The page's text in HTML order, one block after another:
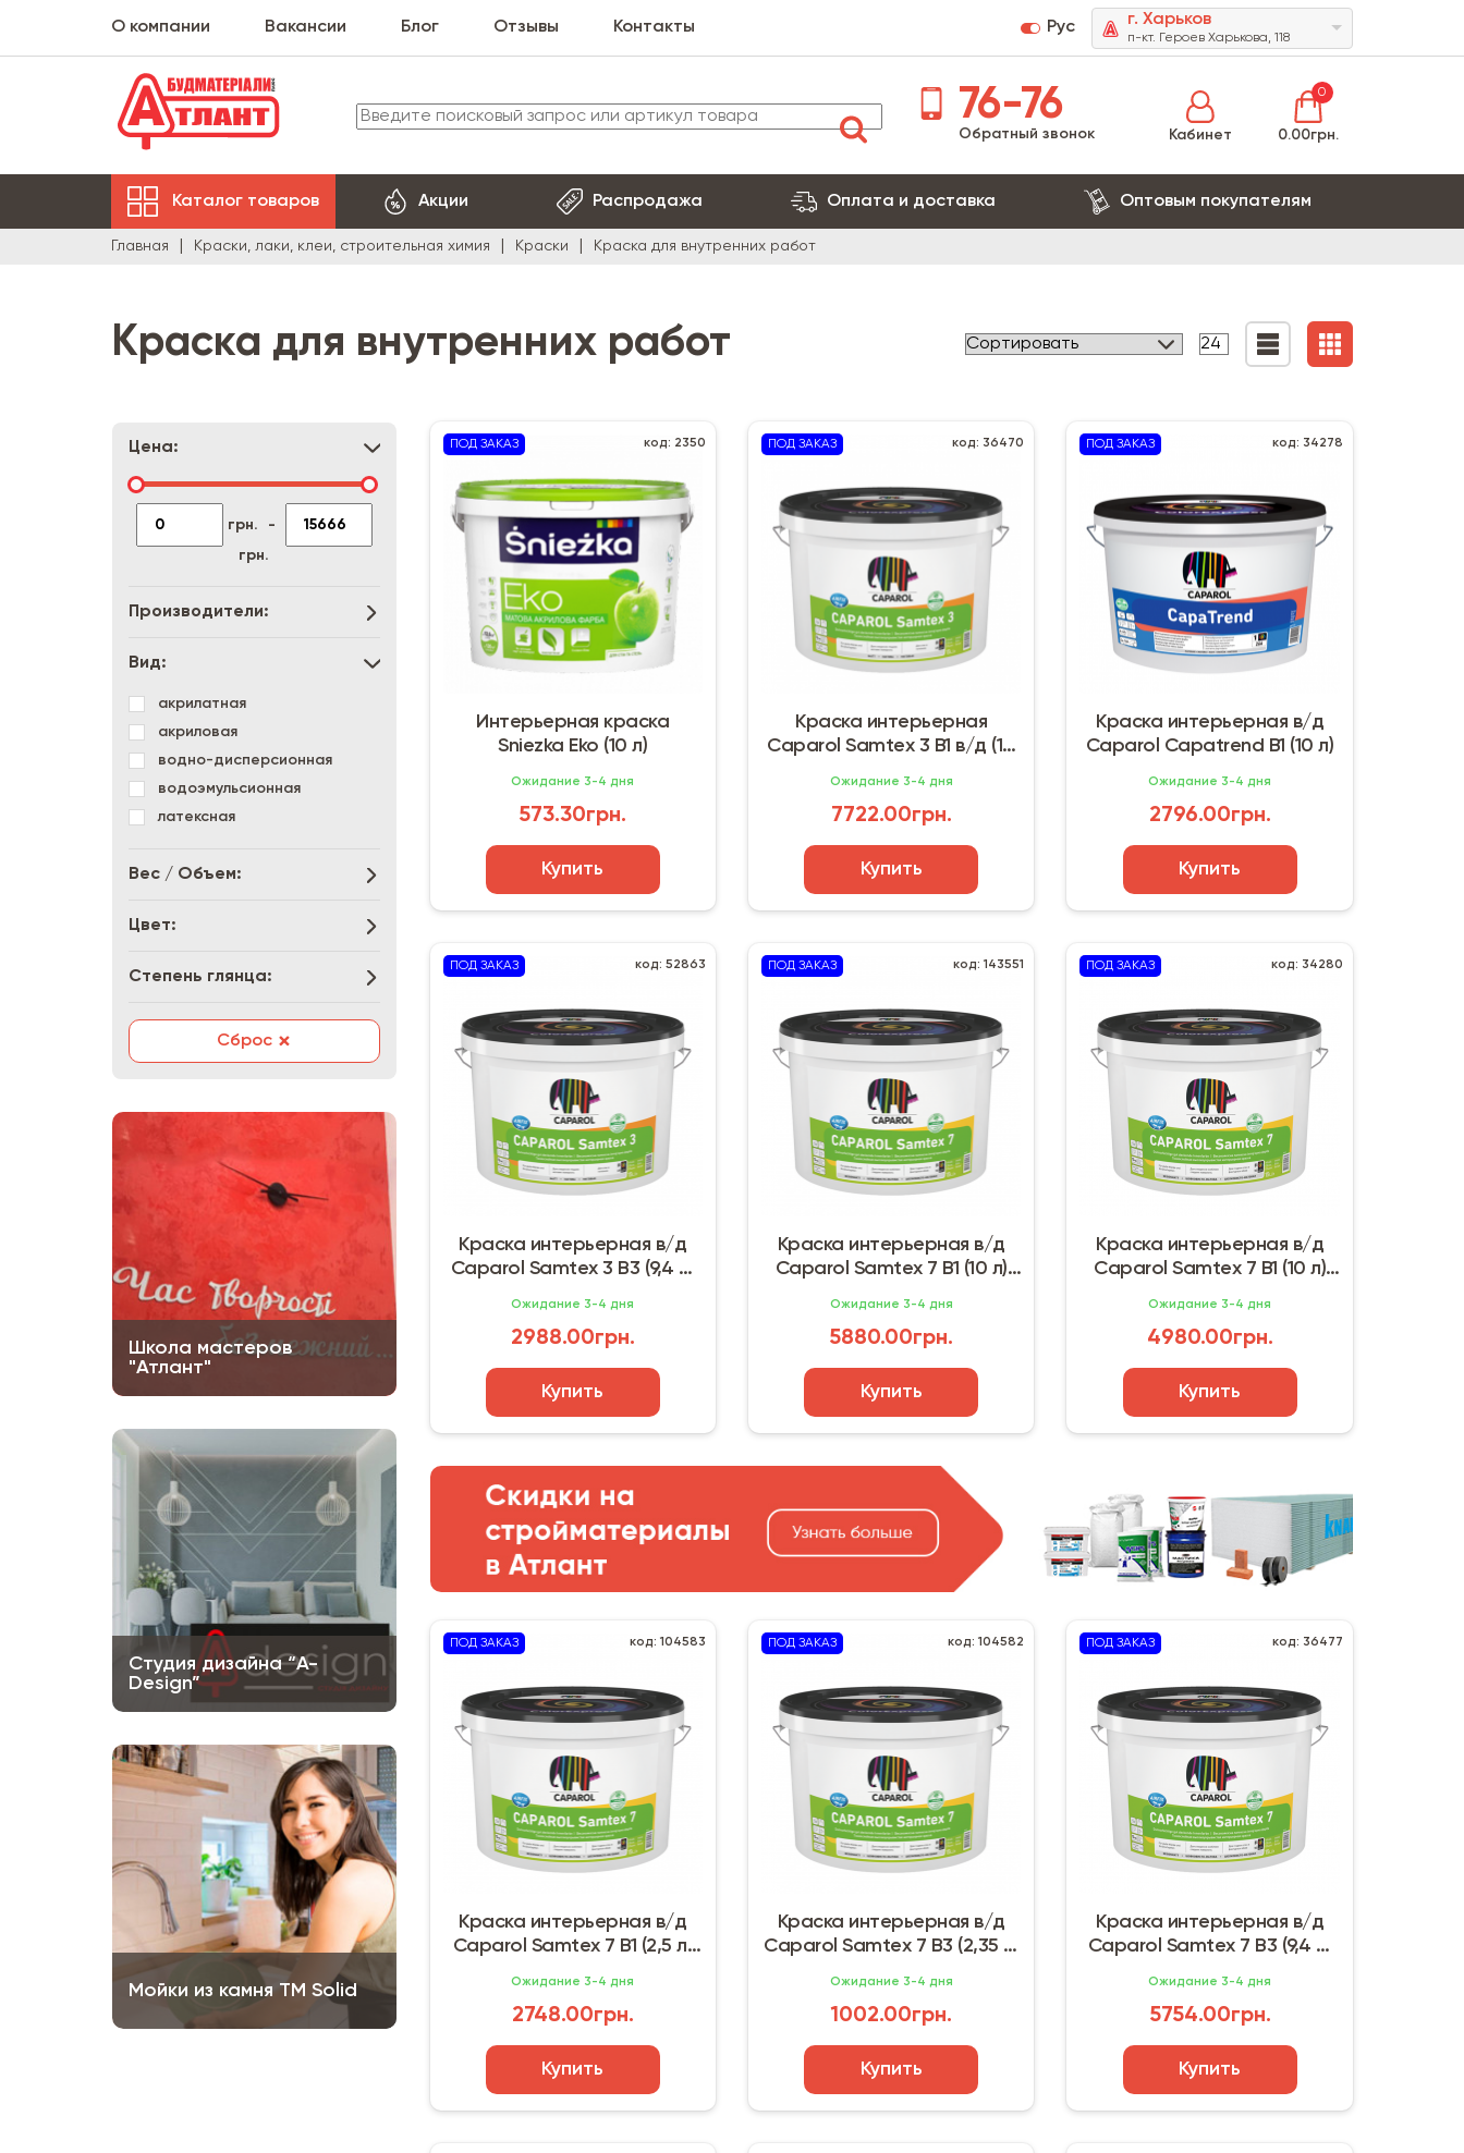
О компании Вакансии Блог Отзывы Контакты Рус г. Харьков
п-кт. Героев Харькова, 118
76-76
Обратный звонок Кабинет
0
0.00грн.
Каталог товаров Акции Распродажа Оплата и доставка Оптовым покупателям
Главная Краски, лаки, клеи, строительная химия Краски Краска для внутренних работ
Краска для внутренних работ
Цена:
грн. -
грн.
Производители:
Вид:
акрилатная
акриловая
водно-дисперсионная
водоэмульсионная
латексная
Вес / Объем:
Цвет:
Степень глянца:
Сброс ×
Школа мастеров
"Атлант"
Студия дизайна “A-
Design”
Мойки из камня ТМ Solid
ПОД ЗАКАЗ код: 2350
Интерьерная краска
Sniezka Eko (10 л)
Ожидание 3-4 дня
573.30грн.
Купить
ПОД ЗАКАЗ код: 36470
Краска интерьерная
Caparol Samtex 3 B1 в/д (10
Ожидание 3-4 дня
7722.00грн.
Купить
ПОД ЗАКАЗ код: 34278
Краска интерьерная в/д
Caparol Capatrend B1 (10 л)
Ожидание 3-4 дня
2796.00грн.
Купить
ПОД ЗАКАЗ код: 52863
Краска интерьерная в/д
Caparol Samtex 3 B3 (9,4 л)
Ожидание 3-4 дня
2988.00грн.
Купить
ПОД ЗАКАЗ код: 143551
Краска интерьерная в/д
Caparol Samtex 7 B1 (10 л)
Ожидание 3-4 дня
5880.00грн.
Купить
ПОД ЗАКАЗ код: 34280
Краска интерьерная в/д
Caparol Samtex 7 B1 (10 л)
Ожидание 3-4 дня
4980.00грн.
Купить
ПОД ЗАКАЗ код: 104583
Краска интерьерная в/д
Caparol Samtex 7 B1 (2,5 л)
Ожидание 3-4 дня
2748.00грн.
Купить
ПОД ЗАКАЗ код: 104582
Краска интерьерная в/д
Caparol Samtex 7 B3 (2,35 л)
Ожидание 3-4 дня
1002.00грн.
Купить
ПОД ЗАКАЗ код: 36477
Краска интерьерная в/д
Caparol Samtex 7 B3 (9,4 л)
Ожидание 3-4 дня
5754.00грн.
Купить